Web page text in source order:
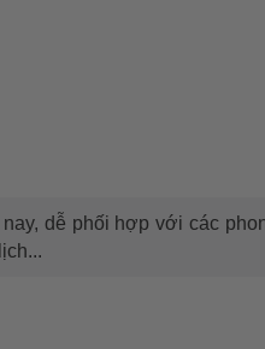
dễ phối hợp với các